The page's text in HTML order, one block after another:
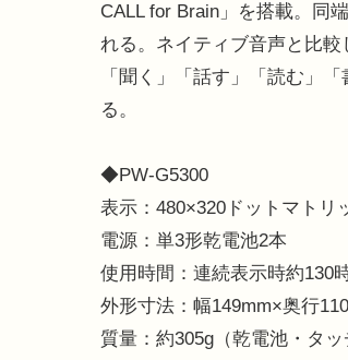
CALL for Brain」を搭載。同
れる。ネイティブ音声と比較
「聞く」「話す」「読む」
る。
◆PW-G5300
表示：480×320ドットマトリ
電源：単3形乾電池2本
使用時間：連続表示時約130
外形寸法：幅149mm×奥行
質量：約305g（乾電池・タ